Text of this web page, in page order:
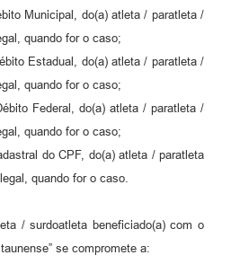
Municipal, do(a) atleta / paratleta /
quando for o caso;
Estadual, do(a) atleta / paratleta /
quando for o caso;
Federal, do(a) atleta / paratleta /
quando for o caso;
do CPF, do(a) atleta / paratleta
quando for o caso.
/ surdoatleta beneficiado(a) com o
se compromete a: